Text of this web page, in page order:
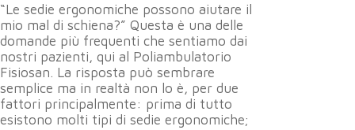
“Le sedie ergonomiche possono aiutare il
mio mal di schiena?” Questa è una delle
domande più frequenti che sentiamo dai
nostri pazienti, qui al Poliambulatorio
Fisiosan. La risposta può sembrare
semplice ma in realtà non lo è, per due
fattori principalmente: prima di tutto
esistono molti tipi di sedie ergonomiche;